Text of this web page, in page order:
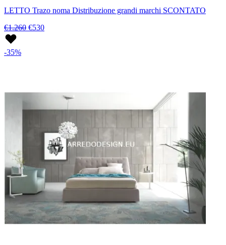
LETTO Trazo noma Distribuzione grandi marchi SCONTATO
€1.260 €530
-35%